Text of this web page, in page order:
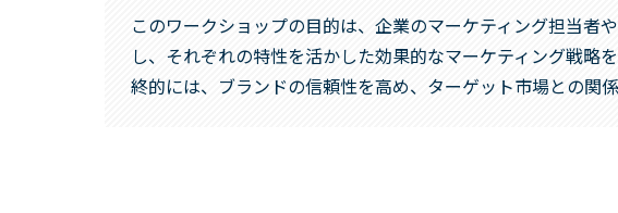
このワークショップの目的は、企業のマーケティング担当者
し、それぞれの特性を活かした効果的なマーケティング戦略
終的には、ブランドの信頼性を高め、ターゲット市場との関